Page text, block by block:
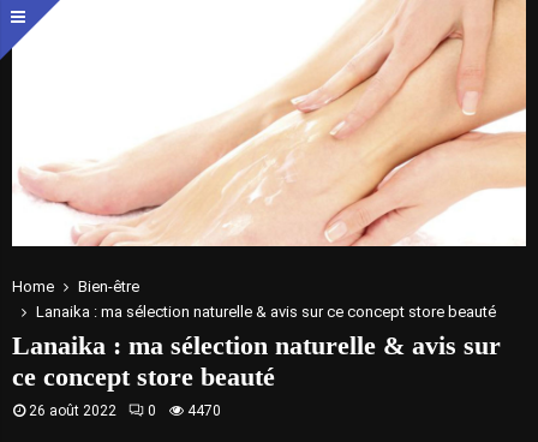
Home
Bien-être
Lanaika : ma sélection naturelle & avis sur ce concept store beauté
Lanaika : ma sélection naturelle & avis sur
ce concept store beauté
26 août 2022 0 4470